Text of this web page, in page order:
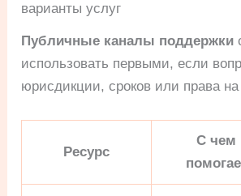
варианты услуг
Публичные каналы поддержки
использовать первыми, если
юрисдикции, сроков или права на
Ресурс
С чем